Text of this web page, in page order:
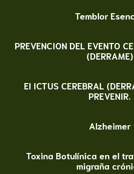
Temblor
PREVENCION DEL EVENTO
(DERRAME)
El ICTUS CEREBRAL
PREVENIR.
Alzheimer
Toxina Botulínica en el
migraña